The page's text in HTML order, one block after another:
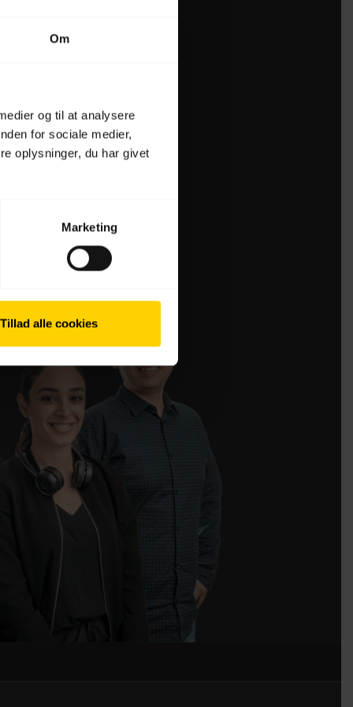
Om
og til at analysere
for sociale medier,
oplysninger, du har givet
Marketing
Tillad alle cookies